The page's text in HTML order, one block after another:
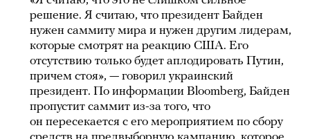
решение. Я считаю, что президент Байден
нужен саммиту мира и нужен другим лидерам,
которые смотрят на реакцию США. Его
отсутствию только будет аплодировать Путин,
причем стоя», — говорил украинский
президент. По информации Bloomberg, Байден
пропустит саммит из-за того, что
он пересекается с его мероприятием по сбору